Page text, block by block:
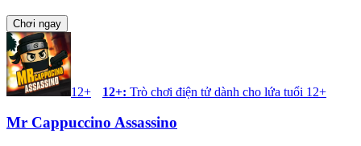
Chơi ngay
12+ 12+: Trò chơi điện tử dành cho lứa tuổi 12+
Mr Cappuccino Assassino